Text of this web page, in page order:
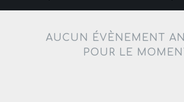
AUCUN ÉVÈNEMENT
POUR LE